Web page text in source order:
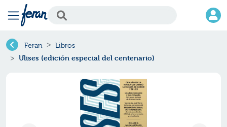
Feran Libros
Ulises (edición especial del centenario)